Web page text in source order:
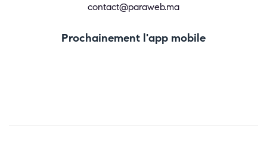
contact@paraweb.ma
Prochainement l'app mobile